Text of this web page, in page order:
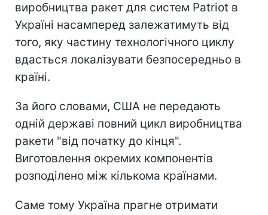
виробництва ракет для систем Patriot в
Україні насамперед залежатимуть від
того, яку частину технологічного циклу
вдасться локалізувати безпосередньо в
країні.
За його словами, США не передають
одній державі повний цикл виробництва
ракети "від початку до кінця".
Виготовлення окремих компонентів
розподілено між кількома країнами.
Саме тому Україна прагне отримати